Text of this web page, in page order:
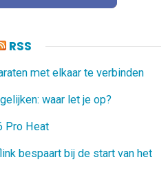
RSS
met elkaar te verbinden
waar let je op?
Pro Heat
bespaart bij de start van het